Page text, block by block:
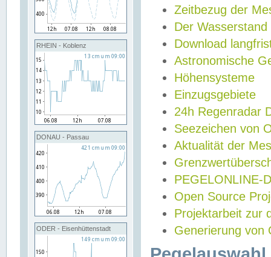
RHEIN - Koblenz
DONAU - Passau
ODER - Eisenhüttenstadt
Zeitbezug der
Der Wasserstand
Download
Astronomische
Höhensysteme
Einzugsgebiete
24h Regenradar
Seezeichen von
Aktualität der
PEGELONLINE-
Open Source
Projektarbeit zur
Generierung von